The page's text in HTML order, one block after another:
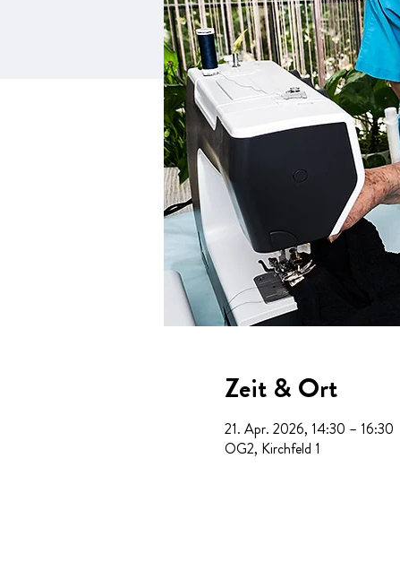
Zeit & Ort
21. Apr. 2026, 14:30 – 16:30
OG2, Kirchfeld 1